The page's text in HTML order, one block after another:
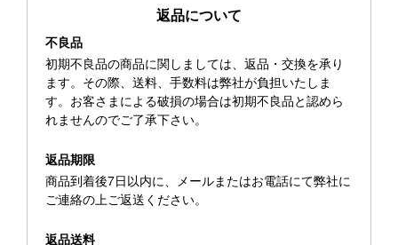
返品について
不良品
初期不良品の商品に関しましては、返品・交換を承り
ます。その際、送料、手数料は弊社が負担いたしま
す。お客さまによる破損の場合は初期不良品と認めら
れませんのでご了承下さい。
返品期限
商品到着後7日以内に、メールまたはお電話にて弊社に
ご連絡の上ご返送ください。
返品送料